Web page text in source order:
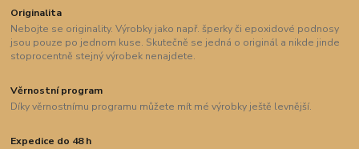
Originalita
Nebojte se originality. Výrobky jako např. šperky či epoxidové podnosy
jsou pouze po jednom kuse. Skutečně se jedná o originál a nikde jinde
stoprocentně stejný výrobek nenajdete.
Věrnostní program
Díky věrnostnímu programu můžete mít mé výrobky ještě levnější.
Expedice do 48 h